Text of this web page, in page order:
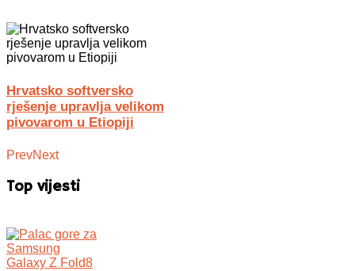
Hrvatsko softversko
rješenje upravlja velikom
pivovarom u Etiopiji
PrevNext
Top vijesti